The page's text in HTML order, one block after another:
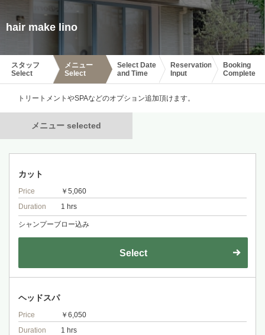
hair make lino
スタッフ
Select
メニュー
Select
Select Date
and Time
Reservation
Input
Booking
Complete
トリートメントやSPAなどのオプション追加頂けます。
メニュー selected
カット
Price
￥5,060
Duration
1 hrs
シャンプーブロー込み
Select
ヘッドスパ
Price
￥6,050
Duration
1 hrs